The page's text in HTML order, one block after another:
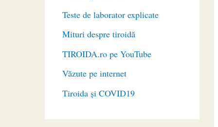
Teste de laborator explicate
Mituri despre tiroidă
TIROIDA.ro pe YouTube
Văzute pe internet
Tiroida și COVID19